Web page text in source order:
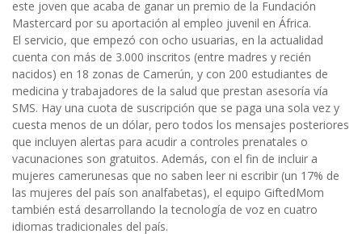
este joven que acaba de ganar un premio de la Fundación
Mastercard por su aportación al empleo juvenil en África.
El servicio, que empezó con ocho usuarias, en la actualidad
cuenta con más de 3.000 inscritos (entre madres y recién
nacidos) en 18 zonas de Camerún, y con 200 estudiantes de
medicina y trabajadores de la salud que prestan asesoría vía
SMS. Hay una cuota de suscripción que se paga una sola vez y
cuesta menos de un dólar, pero todos los mensajes posteriores
que incluyen alertas para acudir a controles prenatales o
vacunaciones son gratuitos. Además, con el fin de incluir a
mujeres camerunesas que no saben leer ni escribir (un 17% de
las mujeres del país son analfabetas), el equipo GiftedMom
también está desarrollando la tecnología de voz en cuatro
idiomas tradicionales del país.